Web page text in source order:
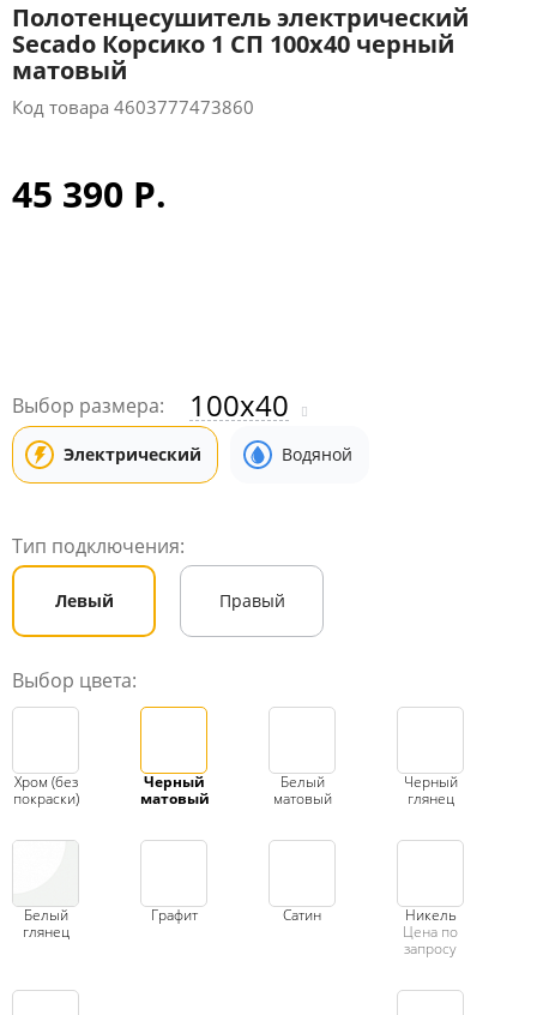
Полотенцесушитель электрический
Secado Корсико 1 СП 100x40 черный
матовый
Код товара 4603777473860
45 390 Р.
Выбор размера: 100x40
Электрический Водяной
Тип подключения:
Левый Правый
Выбор цвета:
Хром (без
покраски)
Черный
матовый
Белый
матовый
Черный
глянец
Белый
глянец
Графит Сатин
Никель
Цена по
запросу